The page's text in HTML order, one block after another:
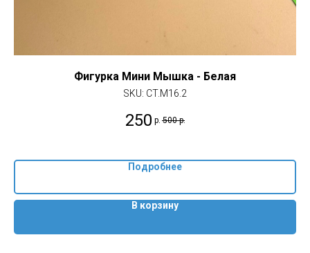
Фигурка Мини Мышка - Белая
SKU: CT.M16.2
250 р. 500 р.
Подробнее
В корзину